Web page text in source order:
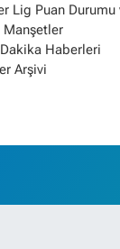
Lig Puan Durumu
Manşetler
Haberleri
Arşivi